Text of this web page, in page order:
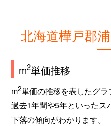
北海道樺戸郡
m2単価推移
m2単価の推移を表したグラ
過去1年間や5年といったス
下落の傾向がわかります。